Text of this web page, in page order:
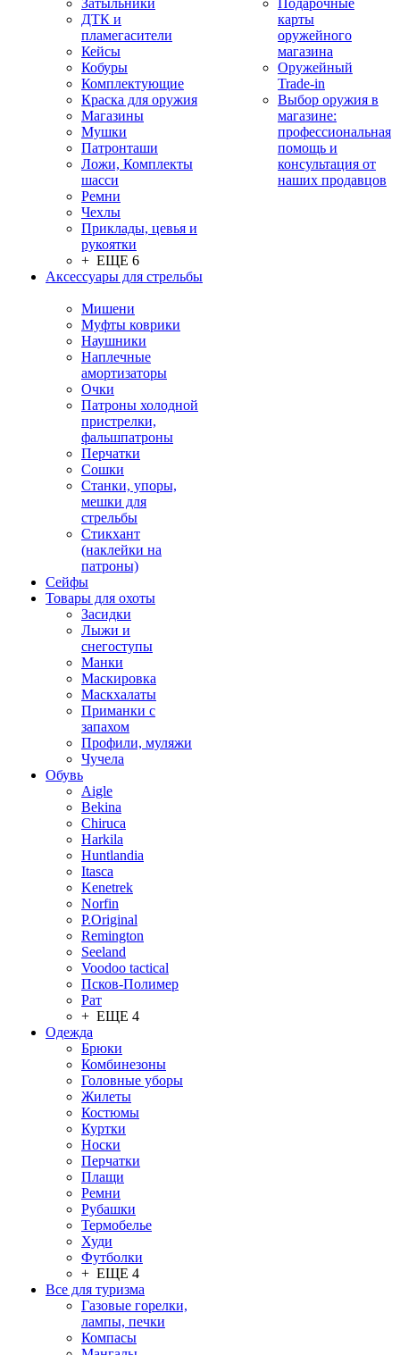
Затыльники
ДТК и
пламегасители
Кейсы
Кобуры
Комплектующие
Краска для оружия
Магазины
Мушки
Патронташи
Ложи, Комплекты
шасси
Ремни
Чехлы
Приклады, цевья и
рукоятки
+ ЕЩЕ 6
Аксессуары для стрельбы
Мишени
Муфты коврики
Наушники
Наплечные
амортизаторы
Очки
Патроны холодной
пристрелки,
фальшпатроны
Перчатки
Сошки
Станки, упоры,
мешки для
стрельбы
Стикхант
(наклейки на
патроны)
Сейфы
Товары для охоты
Засидки
Лыжи и
снегоступы
Манки
Маскировка
Маскхалаты
Приманки с
запахом
Профили, муляжи
Чучела
Обувь
Aigle
Bekina
Chiruсa
Harkila
Huntlandia
Itasca
Kenetrek
Norfin
P.Original
Remington
Seeland
Voodoo tactical
Псков-Полимер
Рат
+ ЕЩЕ 4
Одежда
Брюки
Комбинезоны
Головные уборы
Жилеты
Костюмы
Куртки
Носки
Перчатки
Плащи
Ремни
Рубашки
Термобелье
Худи
Футболки
+ ЕЩЕ 4
Все для туризма
Газовые горелки,
лампы, печки
Компасы
Подарочные
карты
оружейного
магазина
Оружейный
Trade-in
Выбор оружия в
магазине:
профессиональная
помощь и
консультация от
наших продавцов